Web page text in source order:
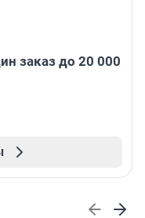
заказ до 20 000